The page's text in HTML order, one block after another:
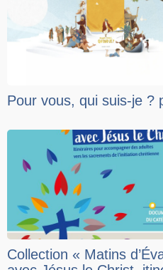
Pour vous, qui suis-je ?
Collection « Matins